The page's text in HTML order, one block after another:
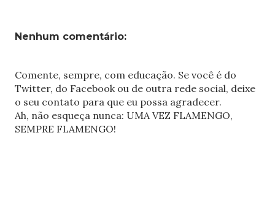
Nenhum comentário:
Comente, sempre, com educação. Se você é do
Twitter, do Facebook ou de outra rede social, deixe
o seu contato para que eu possa agradecer.
Ah, não esqueça nunca: UMA VEZ FLAMENGO,
SEMPRE FLAMENGO!